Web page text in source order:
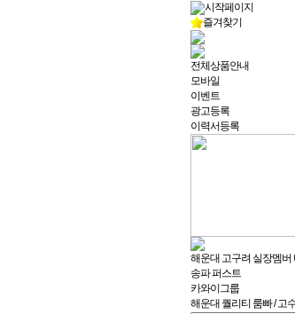
시작페이지
즐겨찾기
전체상품안내
모바일
이벤트
광고등록
이력서등록
해운대 고구려 실장멤버
송파 퍼스트
카와이그룹
해운대 퀄리티 룸빠 / 고